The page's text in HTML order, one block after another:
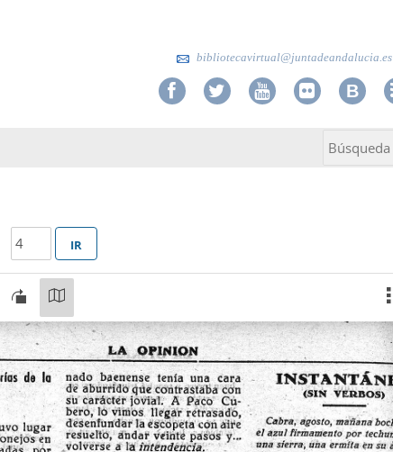
bibliotecavirtual@juntadeandalucia.es